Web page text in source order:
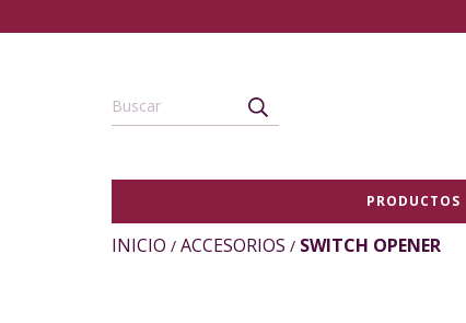
PRODUCTOS
INICIO / ACCESORIOS / SWITCH OPENER